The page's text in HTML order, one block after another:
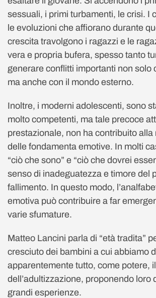
sessuali, i primi turbamenti, le crisi. I
le evoluzioni che affiorano durante
crescita travolgono i ragazzi e le
vera e propria bufera, spesso tanto
generare conflitti importanti non solo
ma anche con il mondo esterno.
Inoltre, i moderni adolescenti, sono
molto competenti, ma tale precoce
prestazionale, non ha contribuito alla
delle fondamenta emotive. In molti
“ciò che sono” e “ciò che dovrei
senso di inadeguatezza e timore del
fallimento. In questo modo,
emotiva può contribuire a far
varie sfumature.
Matteo Lancini parla di “età tradita”
cresciuto dei bambini a cui abbiamo
apparentemente tutto, come potere,
dell’adultizzazione, proponendo loro
grandi esperienze.